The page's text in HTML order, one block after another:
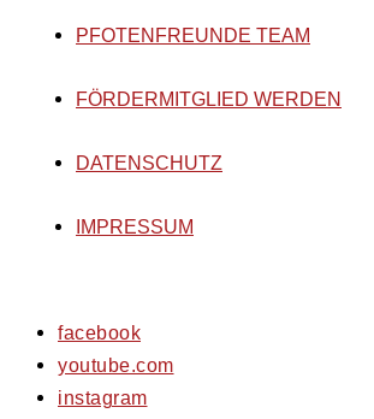
PFOTENFREUNDE TEAM
FÖRDERMITGLIED WERDEN
DATENSCHUTZ
IMPRESSUM
facebook
youtube.com
instagram